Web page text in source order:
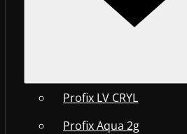
Profix LV CRYL
Profix Aqua 2g